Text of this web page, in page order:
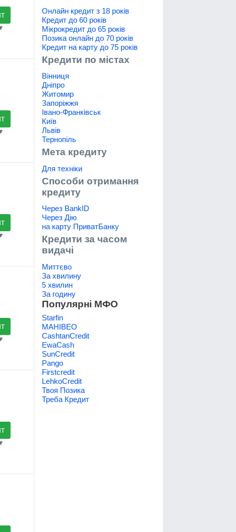
Онлайн кредит з 18 років
Кредит до 60 років
Мікрокредит до 65 років
Позика онлайн до 70 років
Кредит на карту до 75 років
Кредити по містах
Вінниця
Дніпро
Житомир
Запоріжжя
Івано-Франківськ
Київ
Львів
Тернопіль
Мета кредиту
Для техніки
Способи отримання
кредиту
Через BankID
Через Дію
на карту ПриватБанку
Кредити за часом
видачі
Миттєво
За хвилину
5 хвилин
За годину
Популярні МФО
Starfin
МАНІВЕО
CashtanCredit
EwaCash
SunCredit
Pango
Firstcredit
LehkoCredit
Твоя Позика
Треба Кредит